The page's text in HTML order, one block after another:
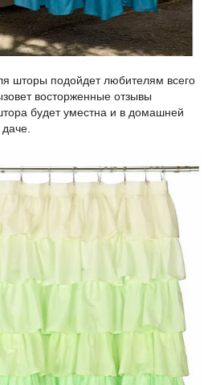
шторы подойдет любителям всего
восторженные отзывы
будет уместна и в домашней